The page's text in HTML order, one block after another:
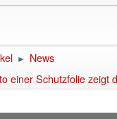
► News
einer Schutzfolie zeigt